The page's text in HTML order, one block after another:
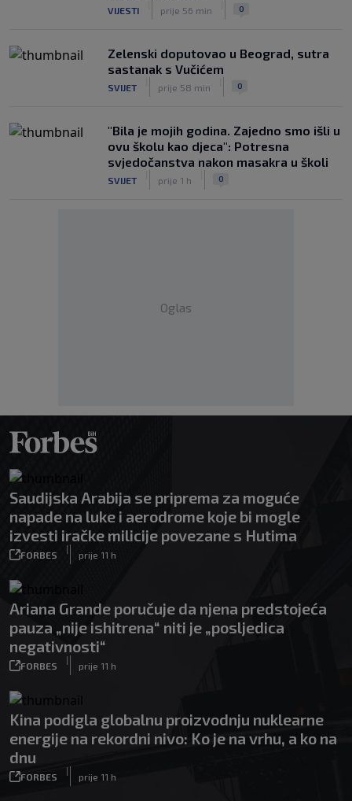
VIJESTI prije 56 min 0
Zelenski doputovao u Beograd, sutra
sastanak s Vučićem
SVIJET prije 58 min 0
"Bila je mojih godina. Zajedno smo išli u
ovu školu kao djeca": Potresna
svjedočanstva nakon masakra u školi
SVIJET prije 1 h 0
Oglas
Saudijska Arabija se priprema za moguće
napade na luke i aerodrome koje bi mogle
izvesti iračke milicije povezane s Hutima
FORBES
|
prije 11 h
Ariana Grande poručuje da njena predstojeća
pauza „nije ishitrena“ niti je „posljedica
negativnosti“
FORBES
|
prije 11 h
Kina podigla globalnu proizvodnju nuklearne
energije na rekordni nivo: Ko je na vrhu, a ko na
dnu
FORBES
|
prije 11 h